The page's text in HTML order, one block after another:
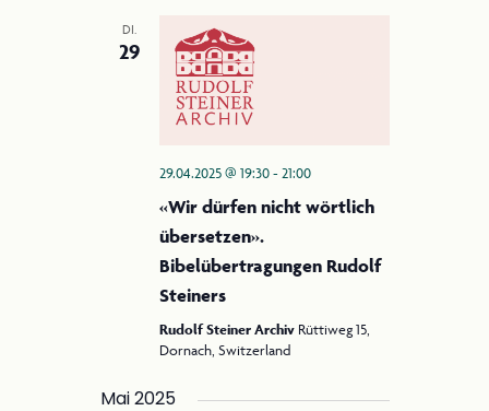
DI.
29
29.04.2025 @ 19:30-21:00
«Wir dürfen nicht wörtlich
übersetzen».
Bibelübertragungen Rudolf
Steiners
Rudolf Steiner Archiv Rüttiweg 15,
Dornach, Switzerland
Mai 2025